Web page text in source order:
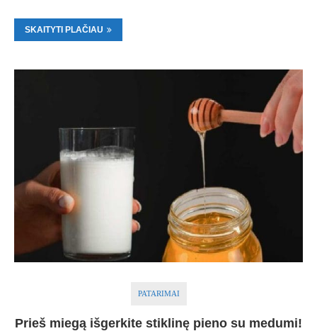
SKAITYTI PLAČIAU
PATARIMAI
Prieš miegą išgerkite stiklinę pieno su medumi!